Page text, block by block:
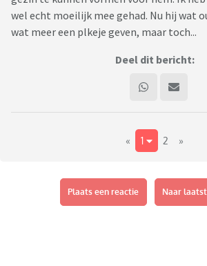
wel echt moeilijk mee gehad. Nu hij wat
wat meer een plkeje geven, maar toch...
Deel dit bericht:
« 1 2 »
Plaats een reactie Naar